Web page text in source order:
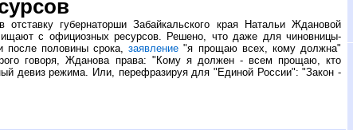
губернаторши Забайкальского края Натальи Ждановой
с официозных ресурсов. Решено, что даже для чиновницы-
после половины срока,заявление "я прощаю всех, кому должна"
говоря, Жданова права: "Кому я должен - всем прощаю, кто
девиз режима. Или, перефразируя для "Единой России": "Закон -